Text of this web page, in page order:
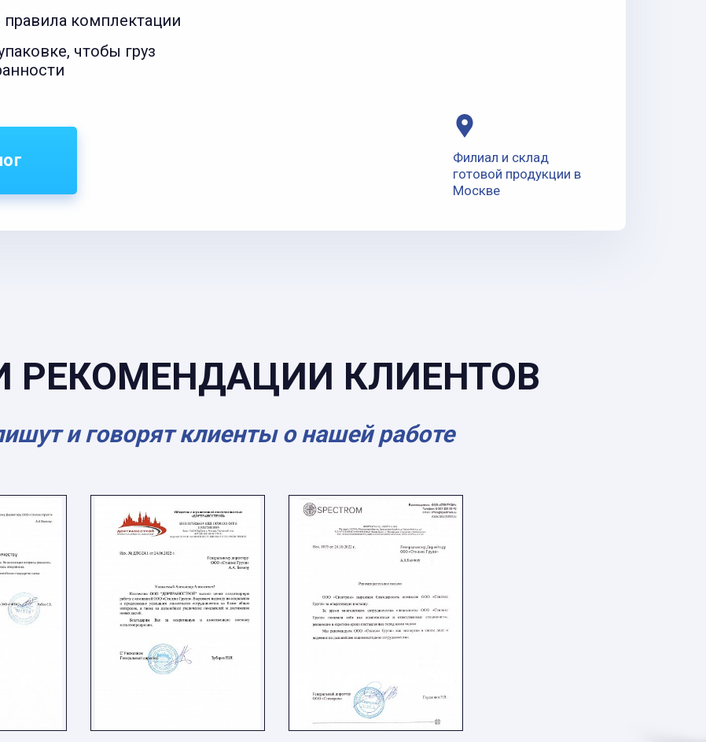
Филиал и склад
готовой продукции в
Москве
комплектации
чтобы груз
РЕКОМЕНДАЦИИ КЛИЕНТОВ
и говорят клиенты о нашей работе